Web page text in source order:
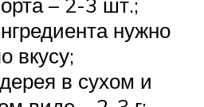
нужно
вкусу;
в сухом и